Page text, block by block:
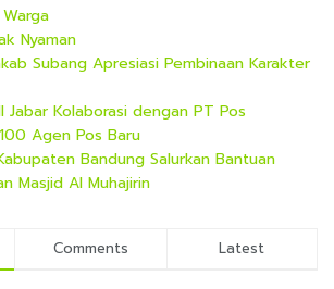
Nyaman
Subang Apresiasi Pembinaan Karakter
Jabar Kolaborasi dengan PT Pos
Agen Pos Baru
Bandung Salurkan Bantuan
Masjid Al Muhajirin
Comments Latest